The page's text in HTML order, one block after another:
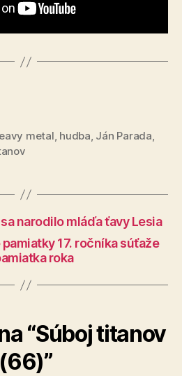
metal, hudba, Ján Parada,
narodilo mláďa ťavy Lesia
17. ročníka súťaže
roka
“Súboj titanov
(66)”